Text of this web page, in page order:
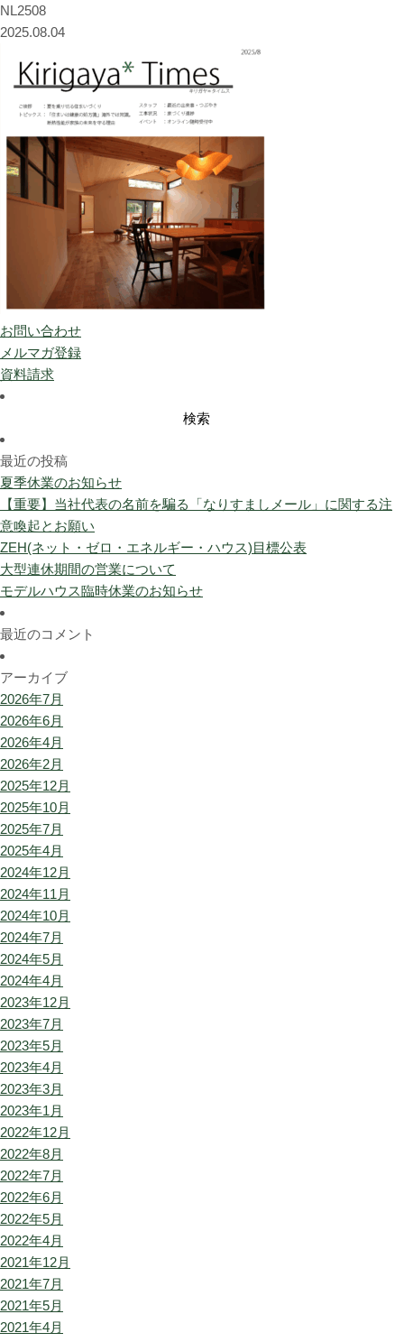
NL2508
2025.08.04
お問い合わせ
メルマガ登録
資料請求
索:
最近の投稿
夏季休業のお知らせ
【重要】当社代表の名前を騙る「なりすましメール」に関する注
意喚起とお願い
ZEH(ネット・ゼロ・エネルギー・ハウス)目標公表
大型連休期間の営業について
モデルハウス臨時休業のお知らせ
最近のコメント
アーカイブ
2026年7月
2026年6月
2026年4月
2026年2月
2025年12月
2025年10月
2025年7月
2025年4月
2024年12月
2024年11月
2024年10月
2024年7月
2024年5月
2024年4月
2023年12月
2023年7月
2023年5月
2023年4月
2023年3月
2023年1月
2022年12月
2022年8月
2022年7月
2022年6月
2022年5月
2022年4月
2021年12月
2021年7月
2021年5月
2021年4月